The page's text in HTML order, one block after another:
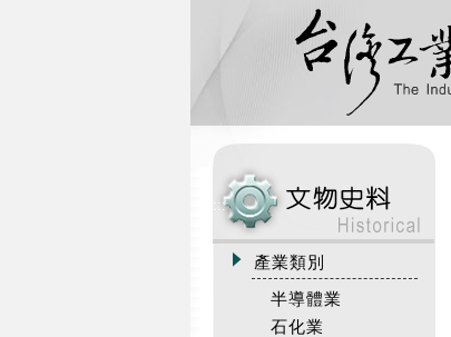
:::
產業類別
半導體業
石化業